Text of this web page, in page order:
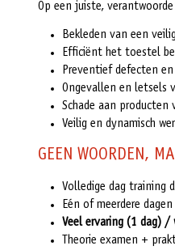
Op een juiste,
Bekleden van een
Efficiënt het toestel
Preventief defecten
Ongevallen en letsels
Schade aan producten
Veilig en dynamisch
GEEN WOORDEN,
Volledige dag training
Eén of meerdere
Veel ervaring (1 dag)
Theorie examen +